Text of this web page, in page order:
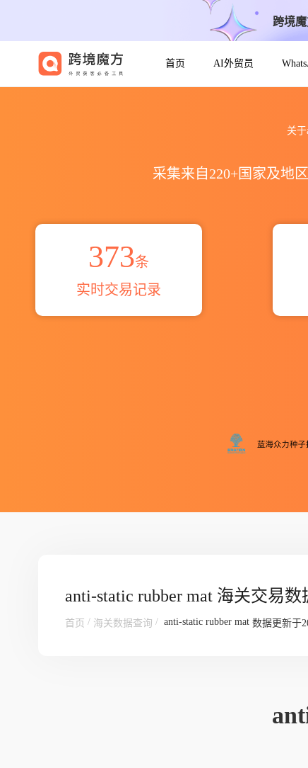
跨境
首页 AI外贸员
关
采集来自220+国家及地
373条
实时交易记录
anti-static rubber mat 海关交易数
首页 / 海关数据查询 / anti-static rubber mat 数据更新于